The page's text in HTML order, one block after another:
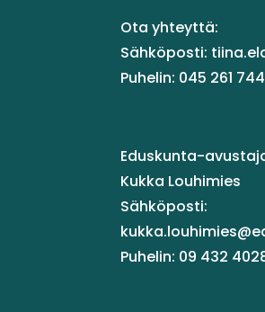
Ota yhteyttä:
Sähköposti:
Puhelin: 045 261
Eduskunta-
Kukka Louhimies
Sähköposti:
Puhelin: 09 432